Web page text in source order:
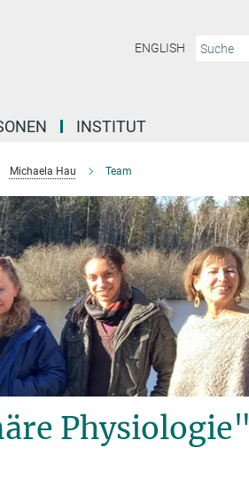
ENGLISH
INSTITUT
Michaela Hau Team
Physiologie"